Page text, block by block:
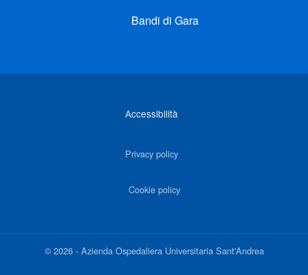
Bandi di Gara
Accessibilità
Privacy policy
Cookie policy
©2026- Azienda Ospedaliera Universitaria Sant'Andrea